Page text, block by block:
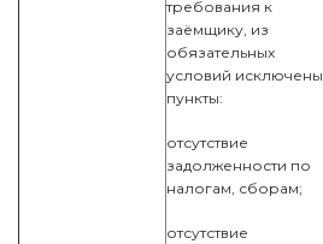
требования к
заёмщику, из
обязательных
условий исключены
пункты:
отсутствие
задолженности по
налогам, сборам;
отсутствие